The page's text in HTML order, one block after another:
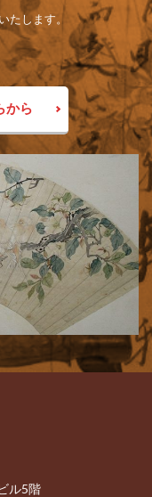
たします。
から
ル5階